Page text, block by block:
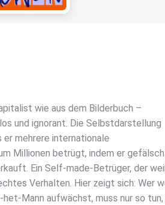
wie aus dem Bilderbuch –
und ignorant. Die Selbstdarstellung
er mehrere internationale
Millionen betrügt, indem er
Ein Self-made-Betrüger, der
Verhalten. Hier zeigt sich: Wer
Mann aufwächst, muss nur so tun,